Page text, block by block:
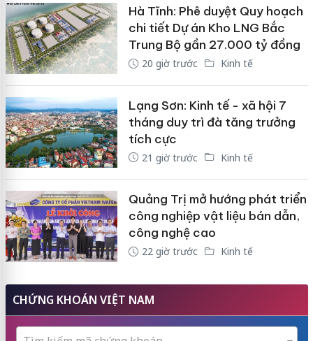
Hà Tĩnh: Phê duyệt Quy hoạch
chi tiết Dự án Kho LNG Bắc
Trung Bộ gần 27.000 tỷ đồng
20 giờ trước Kinh tế
Lạng Sơn: Kinh tế - xã hội 7
tháng duy trì đà tăng trưởng
tích cực
21 giờ trước Kinh tế
Quảng Trị mở hướng phát triển
công nghiệp vật liệu bán dẫn,
công nghệ cao
22 giờ trước Kinh tế
CHỨNG KHOÁN VIỆT NAM